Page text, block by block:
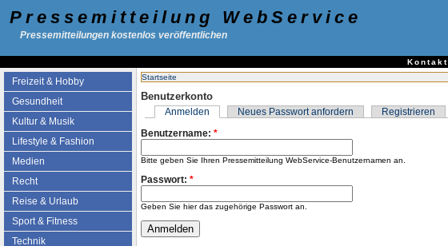
Pressemitteilung WebService
Pressemitteilungen kostenlos veröffentlichen
Kontakt
Freizeit & Hobby
Gesundheit
Kultur & Musik
Lifestyle & Fashion
Medien
Recht
Reise & Urlaub
Sport & Fitness
Technik
Startseite
Benutzerkonto
Anmelden Neues Passwort anfordern
Registrieren
Benutzername: *
Bitte geben Sie Ihren Pressemitteilung WebService-Benutzernamen an.
Passwort: *
Geben Sie hier das zugehörige Passwort an.